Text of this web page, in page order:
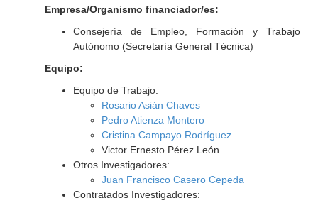
Empresa/Organismo financiador/es:
Consejería de Empleo, Formación y Trabajo
Autónomo (Secretaría General Técnica)
Equipo:
Equipo de Trabajo:
Rosario Asián Chaves
Pedro Atienza Montero
Cristina Campayo Rodríguez
Victor Ernesto Pérez León
Otros Investigadores:
Juan Francisco Casero Cepeda
Contratados Investigadores: